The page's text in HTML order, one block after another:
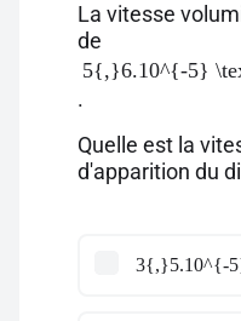
La vitesse
de
5{,}6.10^{-5}
.
Quelle est la
d'apparition du
3{,}5.10^{-